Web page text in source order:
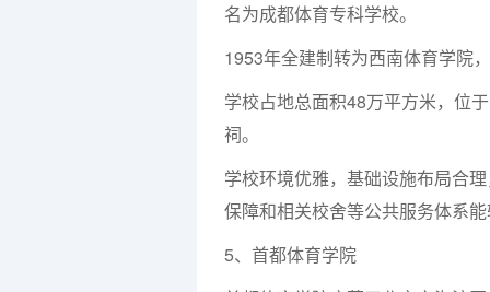
名为成都体育专科学校。
1953年全建制转为西南体育学院
学校占地总面积48万平方米，位
祠。
学校环境优雅，基础设施布局合
保障和相关校舍等公共服务体系
5、首都体育学院